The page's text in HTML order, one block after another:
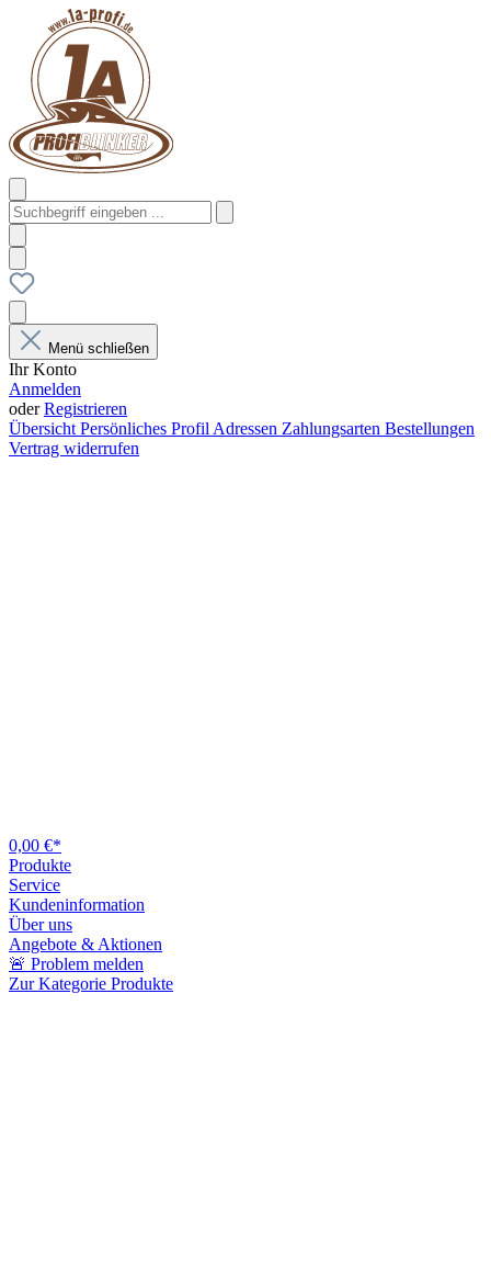
Menü schließen
Ihr Konto
Anmelden
oderRegistrieren
Übersicht Persönliches Profil Adressen Zahlungsarten Bestellungen
Vertrag widerrufen
0,00 €*
Produkte
Service
Kundeninformation
Über uns
Angebote & Aktionen
🚨 Problem melden
Zur Kategorie Produkte